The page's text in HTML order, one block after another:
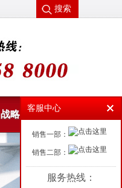
搜索
战略合作
客服中心
销售一部：
销售二部：
服务热线：